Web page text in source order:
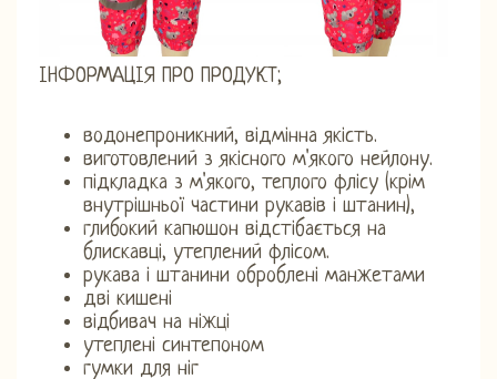
ІНФОРМАЦІЯ ПРО ПРОДУКТ;
водонепроникний, відмінна якість.
виготовлений з якісного м'якого нейлону.
підкладка з м'якого, теплого флісу (крім
внутрішньої частини рукавів і штанин),
глибокий капюшон відстібається на
блискавці, утеплений флісом.
рукава і штанини оброблені манжетами
дві кишені
відбивач на ніжці
утеплені синтепоном
гумки для ніг